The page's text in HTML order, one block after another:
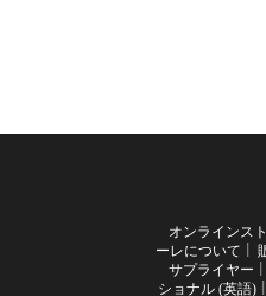
オンラインス
ーレについて
サプライヤー
ショナル (英語)